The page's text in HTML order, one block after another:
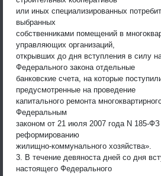
или иных специализированных
выбранных
собственниками помещений в
управляющих организаций,
открывших до дня вступления в силу
Федерального закона отдельные
банковские счета, на которые
предусмотренные на проведение
капитального ремонта
Федеральным
законом от 21 июля 2007 года N 185-
реформированию
жилищно-коммунального хозяйства».
3. В течение девяноста дней со дня
настоящего Федерального